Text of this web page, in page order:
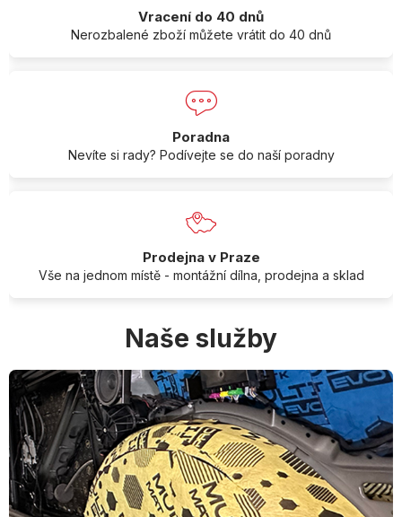
Vracení do 40 dnů
Nerozbalené zboží můžete vrátit do 40 dnů
Poradna
Nevíte si rady? Podívejte se do naší poradny
Prodejna v Praze
Vše na jednom místě - montážní dílna, prodejna a sklad
Naše služby